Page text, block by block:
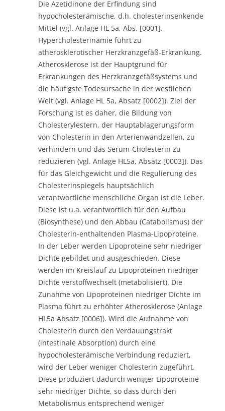
Die Azetidinone der Erfindung sind
hypocholesterämische, d.h. cholesterinsenkende
Mittel (vgl. Anlage HL 5a, Abs. [0001].
Hypercholesterinämie führt zu
atherosklerotischer Herzkranzgefäß-Erkrankung.
Atherosklerose ist der Hauptgrund für
Erkrankungen des Herzkranzgefäßsystems und
die häufigste Todesursache in der westlichen
Welt (vgl. Anlage HL 5a, Absatz [0002]). Ziel der
Forschung ist es daher, die Bildung von
Cholesterylestern, der Hauptablagerungsform
von Cholesterin in den Arterienwandzellen, zu
verhindern und das Serum-Cholesterin zu
reduzieren (vgl. Anlage HL5a, Absatz [0003]). Das
für das Gleichgewicht und die Regulierung des
Cholesterinspiegels hauptsächlich
verantwortliche menschliche Organ ist die Leber.
Diese ist u.a. verantwortlich für den Aufbau
(Biosynthese) und den Abbau (Catabolismus) der
Cholesterin-enthaltenden Plasma-Lipoproteine.
In der Leber werden Lipoproteine sehr niedriger
Dichte gebildet und ausgeschieden. Diese
werden im Kreislauf zu Lipoproteinen niedriger
Dichte verstoffwechselt (metabolisiert). Die
Zunahme von Lipoproteinen niedriger Dichte im
Plasma führt zu erhöhter Atherosklerose (Anlage
HL5a Absatz [0006]). Wird die Aufnahme von
Cholesterin durch den Verdauungstrakt
(intestinale Absorption) durch eine
hypocholesterämische Verbindung reduziert,
wird der Leber weniger Cholesterin zugeführt.
Diese produziert dadurch weniger Lipoproteine
sehr niedriger Dichte, so dass durch den
Metabolismus entsprechend weniger